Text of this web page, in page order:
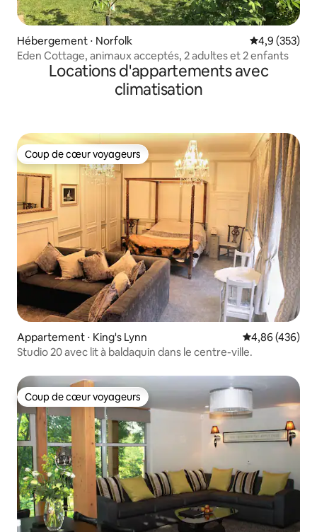
Hébergement ⋅ Norfolk Évaluation
4,9 (353)
Eden Cottage, animaux acceptés, 2 adultes et 2 enfants
Locations d'appartements avec
climatisation
Coup de cœur voyageurs
Coup de cœur voyageurs
Appartement ⋅ King's Lynn Évaluation
4,86 (436)
Studio 20 avec lit à baldaquin dans le centre-ville.
Coup de cœur voyageurs
Coup de cœur voyageurs